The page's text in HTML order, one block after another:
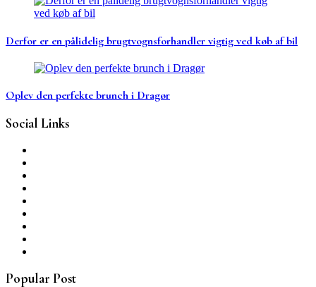
Derfor er en pålidelig brugtvognsforhandler vigtig ved køb af bil
Oplev den perfekte brunch i Dragør
Social Links
Popular Post